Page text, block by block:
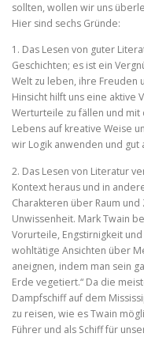
sollten, wollen wir uns
Hier sind sechs Gründe:
1. Das Lesen von guter
Geschichten; es ist ein
Welt zu leben, ihre Freuden
Hinsicht hilft uns eine aktive
Werturteile zu fällen und
Lebens auf kreative Weise
wir Logik anwenden und
2. Das Lesen von Literatur
Kontext heraus und in
Charakteren über Raum
Unwissenheit. Mark Twain
Vorurteile, Engstirnigkeit
wohltätige Ansichten über
aneignen, indem man sein
Erde vegetiert.“ Da die
Dampfschiff auf dem
zu reisen, wie es Twain
Führer und als Schiff für